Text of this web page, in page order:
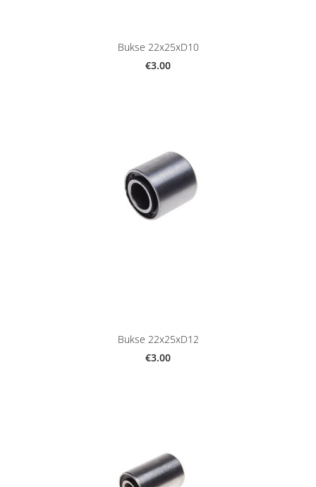
Bukse 22x25xD10
€3.00
Bukse 22x25xD12
€3.00